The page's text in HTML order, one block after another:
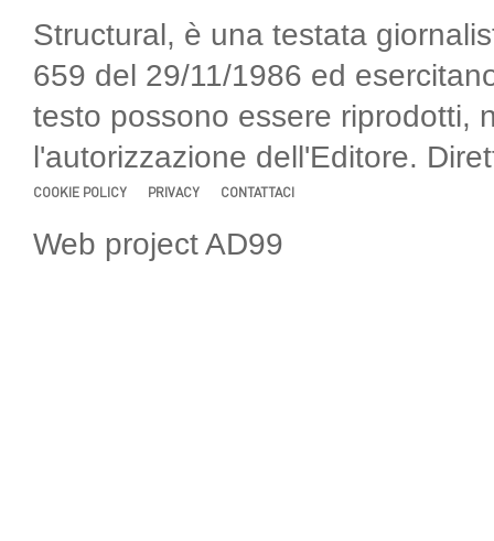
Structural, è una testata
659 del 29/11/1986 ed
testo possono essere riprodotti,
l'autorizzazione dell'Editore.
COOKIE POLICY PRIVACY CONTATTACI
Web project AD99